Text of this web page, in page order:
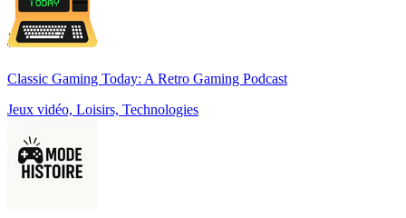
Classic Gaming Today: A Retro Gaming Podcast
Jeux vidéo, Loisirs, Technologies